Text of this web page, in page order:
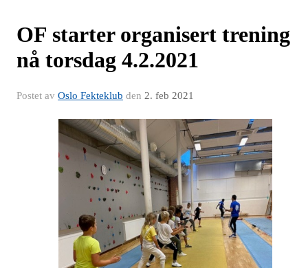
OF starter organisert trening
nå torsdag 4.2.2021
Postet av Oslo Fekteklub den 2. feb 2021